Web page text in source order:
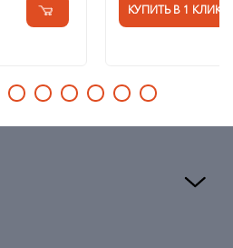
КУПИТЬ В 1 КЛИК